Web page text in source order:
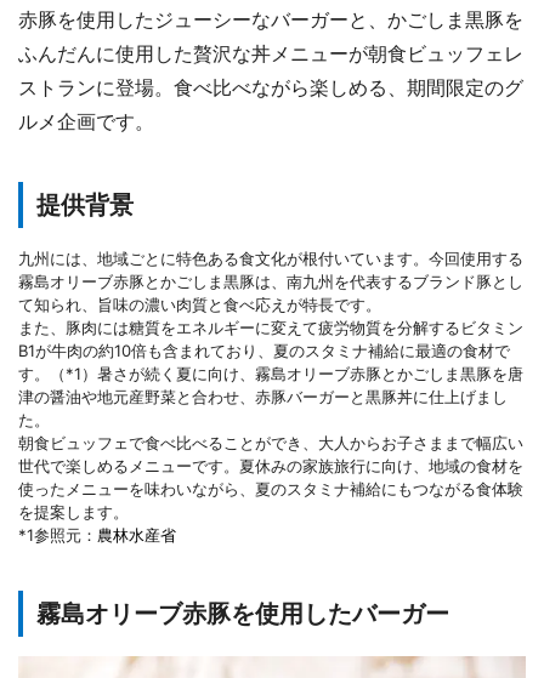
赤豚を使用したジューシーなバーガーと、かごしま黒豚を
ふんだんに使用した贅沢な丼メニューが朝食ビュッフェレ
ストランに登場。食べ比べながら楽しめる、期間限定のグ
ルメ企画です。
提供背景
九州には、地域ごとに特色ある食文化が根付いています。今回使用する
霧島オリーブ赤豚とかごしま黒豚は、南九州を代表するブランド豚とし
て知られ、旨味の濃い肉質と食べ応えが特長です。
また、豚肉には糖質をエネルギーに変えて疲労物質を分解するビタミン
B1が牛肉の約10倍も含まれており、夏のスタミナ補給に最適の食材で
す。（*1）暑さが続く夏に向け、霧島オリーブ赤豚とかごしま黒豚を唐
津の醤油や地元産野菜と合わせ、赤豚バーガーと黒豚丼に仕上げまし
た。
朝食ビュッフェで食べ比べることができ、大人からお子さままで幅広い
世代で楽しめるメニューです。夏休みの家族旅行に向け、地域の食材を
使ったメニューを味わいながら、夏のスタミナ補給にもつながる食体験
を提案します。
*1参照元： 農林水産省
霧島オリーブ赤豚を使用したバーガー